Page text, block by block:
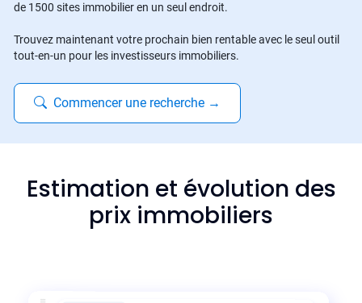
de 1500 sites immobilier en un seul endroit.
Trouvez maintenant votre prochain bien rentable avec le seul outil
tout-en-un pour les investisseurs immobiliers.
Commencer une recherche →
Estimation et évolution des
prix immobiliers